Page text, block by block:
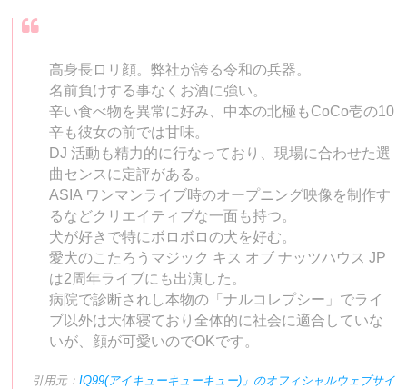
高身長ロリ顔。弊社が誇る令和の兵器。
名前負けする事なくお酒に強い。
辛い食べ物を異常に好み、中本の北極もCoCo壱の10
辛も彼女の前では甘味。
DJ 活動も精力的に行なっており、現場に合わせた選
曲センスに定評がある。
ASIA ワンマンライブ時のオープニング映像を制作す
るなどクリエイティブな一面も持つ。
犬が好きで特にボロボロの犬を好む。
愛犬のこたろうマジック キス オブ ナッツハウス JP
は2周年ライブにも出演した。
病院で診断されし本物の「ナルコレプシー」でライ
ブ以外は大体寝ており全体的に社会に適合していな
いが、顔が可愛いのでOKです。
引用元： IQ99(アイキューキューキュー)」のオフィシャルウェブサイ